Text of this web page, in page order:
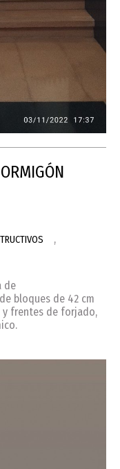
,
de
bloques de 42 cm
y frentes de forjado,